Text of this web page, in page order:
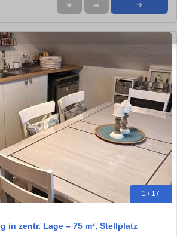
★ ➦ ➜
1 / 17
in zentr. Lage – 75 m², Stellplatz